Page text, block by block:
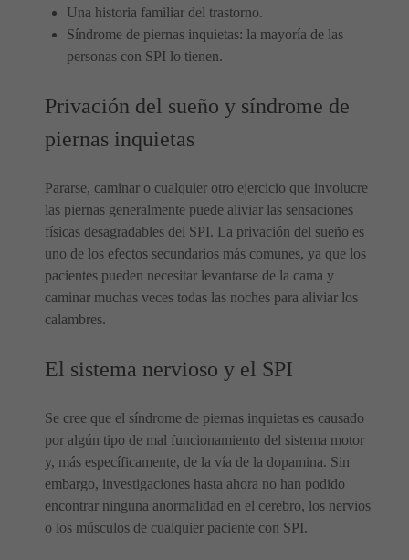
Una historia familiar del trastorno.
Síndrome de piernas inquietas: la mayoría de las
personas con SPI lo tienen.
Privación del sueño y síndrome de
piernas inquietas
Pararse, caminar o cualquier otro ejercicio que involucre
las piernas generalmente puede aliviar las sensaciones
físicas desagradables del SPI. La privación del sueño es
uno de los efectos secundarios más comunes, ya que los
pacientes pueden necesitar levantarse de la cama y
caminar muchas veces todas las noches para aliviar los
calambres.
El sistema nervioso y el SPI
Se cree que el síndrome de piernas inquietas es causado
por algún tipo de mal funcionamiento del sistema motor
y, más específicamente, de la vía de la dopamina. Sin
embargo, investigaciones hasta ahora no han podido
encontrar ninguna anormalidad en el cerebro, los nervios
o los músculos de cualquier paciente con SPI.